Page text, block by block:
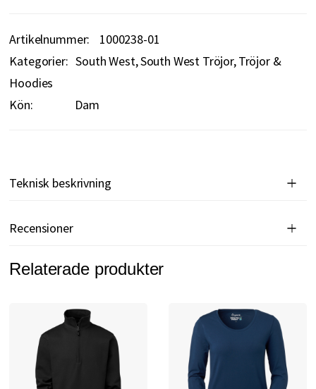
Artikelnummer
1000238-01
Kategorier: South West South West Tröjor Tröjor &
Hoodies
Kön:
Dam
Teknisk beskrivning
Recensioner
Relaterade produkter